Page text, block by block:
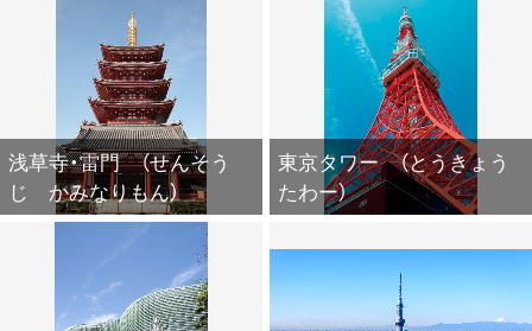
浅草寺・雷門 （せんそう
じ かみなりもん）
東京タワー （とうきょう
たわー）